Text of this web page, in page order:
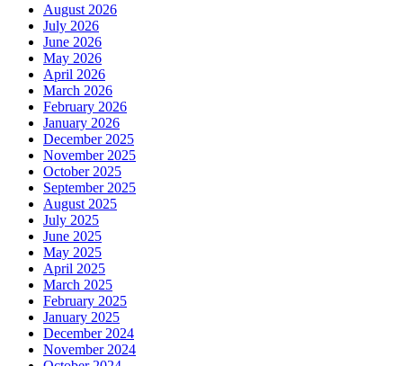
August 2026
July 2026
June 2026
May 2026
April 2026
March 2026
February 2026
January 2026
December 2025
November 2025
October 2025
September 2025
August 2025
July 2025
June 2025
May 2025
April 2025
March 2025
February 2025
January 2025
December 2024
November 2024